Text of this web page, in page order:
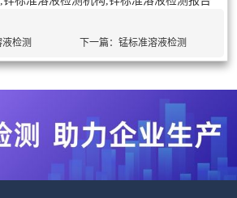
检测 下一篇：锰标准溶液检测